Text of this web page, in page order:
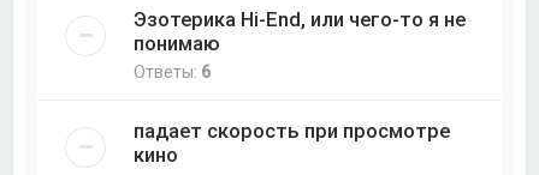
Эзотерика Hi-End, или чего-то я не
понимаю
Ответы: 6
падает скорость при просмотре
кино